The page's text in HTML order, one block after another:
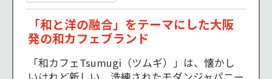
「和と洋の融合」をテーマにした大阪
発の和カフェブランド
「和カフェTsumugi（ツムギ）」は、懐かし